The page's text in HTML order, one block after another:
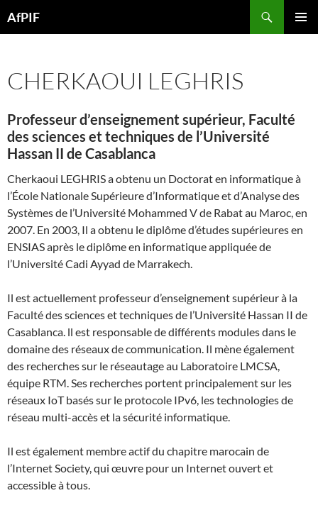
toAfPIF
CHERKAOUI LEGHRIS
Professeur d’enseignement supérieur, Faculté
des sciences et techniques de l’Université
Hassan II de Casablanca
Cherkaoui LEGHRIS a obtenu un Doctorat en informatique à
l’École Nationale Supérieure d’Informatique et d’Analyse des
Systèmes de l’Université Mohammed V de Rabat au Maroc, en
2007. En 2003, Il a obtenu le diplôme d’études supérieures en
ENSIAS après le diplôme en informatique appliquée de
l’Université Cadi Ayyad de Marrakech.
Il est actuellement professeur d’enseignement supérieur à la
Faculté des sciences et techniques de l’Université Hassan II de
Casablanca. ll est responsable de différents modules dans le
domaine des réseaux de communication. Il mène également
des recherches sur le réseautage au Laboratoire LMCSA,
équipe RTM. Ses recherches portent principalement sur les
réseaux IoT basés sur le protocole IPv6, les technologies de
réseau multi-accès et la sécurité informatique.
Il est également membre actif du chapitre marocain de
l’Internet Society, qui œuvre pour un Internet ouvert et
accessible à tous.